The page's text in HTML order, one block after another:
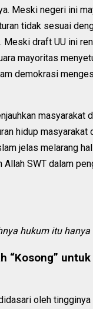
Meski negeri ini
tidak sesuai
Meski draft UU ini
mayoritas
demokrasi
masyarakat
hidup masyarakat
jelas melarang
Allah SWT dalam
hukum itu hanya
“Kosong”
oleh